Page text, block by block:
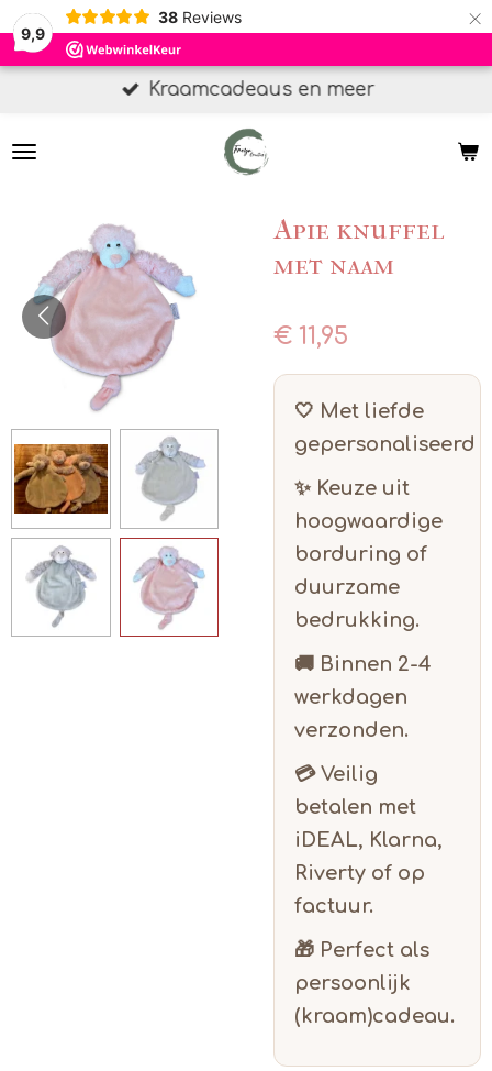
9,9
38 Reviews ×
Kraamcadeaus en meer
Apie knuffel
met naam
€ 11,95
🤍 Met liefde
gepersonaliseerd
✨ Keuze uit
hoogwaardige
borduring of
duurzame
bedrukking.
🚚 Binnen 2-4
werkdagen
verzonden.
💳 Veilig
betalen met
iDEAL, Klarna,
Riverty of op
factuur.
🎁 Perfect als
persoonlijk
(kraam)cadeau.